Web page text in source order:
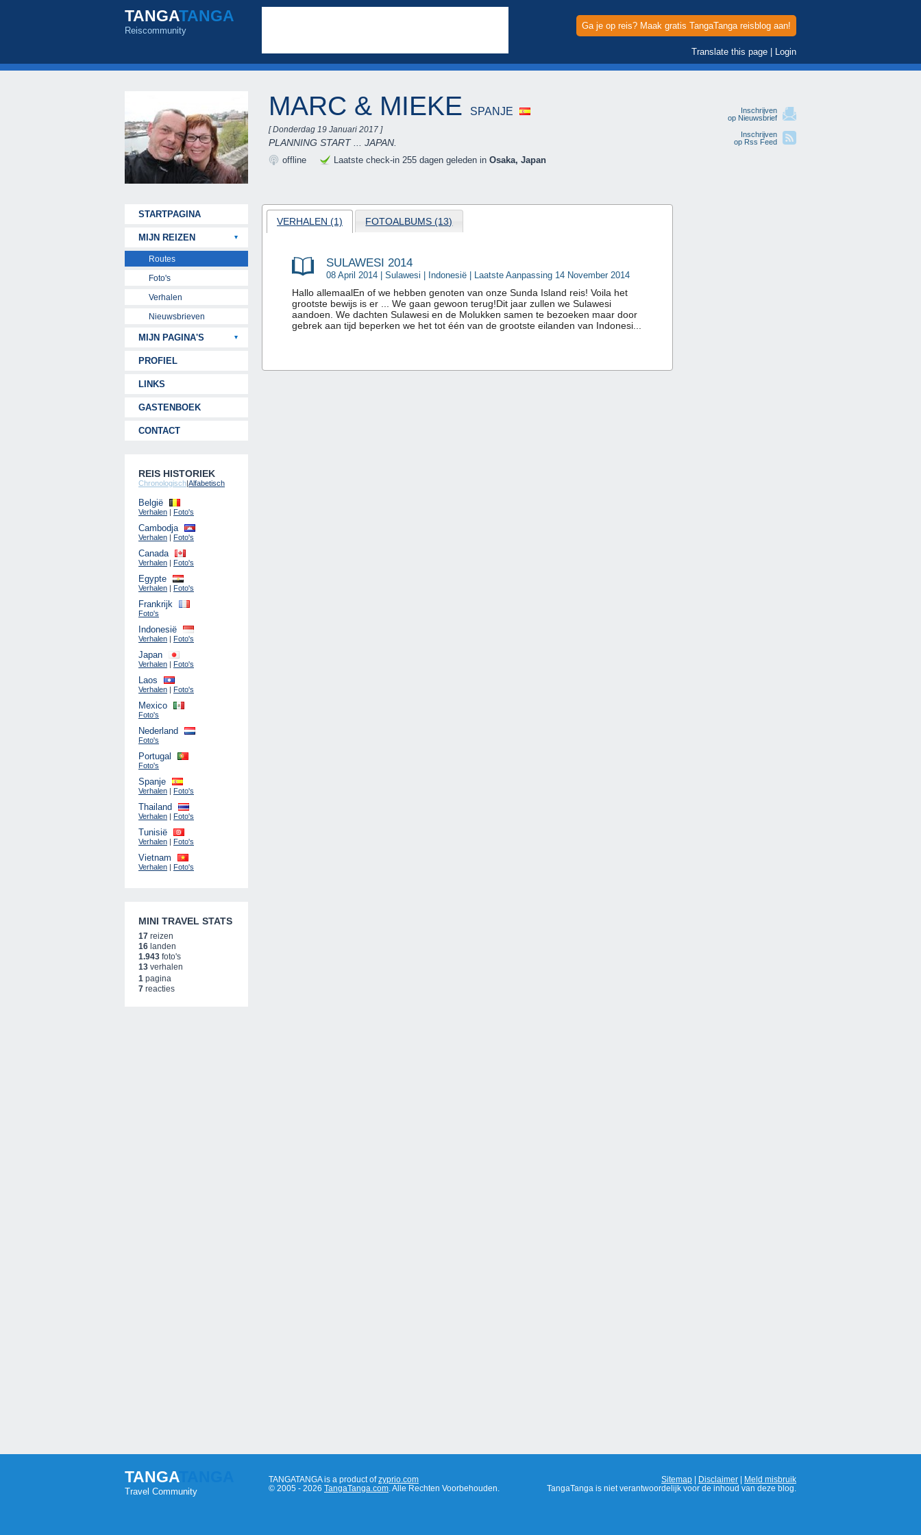
TANGATANGA
Reiscommunity Ga je op reis? Maak gratis TangaTanga reisblog aan!
Translate this page Login
MARC & MIEKE SPANJE
[ Donderdag 19 Januari 2017 ]
PLANNING START ... JAPAN.
offline Laatste check-in 255 dagen geleden in Osaka, Japan
Inschrijven
op Nieuwsbrief
Inschrijven
op Rss Feed
VERHALEN (1) FOTOALBUMS (13)
SULAWESI 2014
08 April 2014 | Sulawesi Indonesië| Laatste Aanpassing 14 November 2014
Hallo allemaalEn of we hebben genoten van onze Sunda Island reis! Voila het
grootste bewijs is er ... We gaan gewoon terug!Dit jaar zullen we Sulawesi
aandoen. We dachten Sulawesi en de Molukken samen te bezoeken maar door
gebrek aan tijd beperken we het tot één van de grootste eilanden van Indonesi...
STARTPAGINA
MIJN REIZEN
Routes
Foto's
Verhalen
Nieuwsbrieven
MIJN PAGINA'S
PROFIEL
LINKS
GASTENBOEK
CONTACT
REIS HISTORIEK
Chronologisch|Alfabetisch
België
Verhalen | Foto's
Cambodja
Verhalen | Foto's
Canada
Verhalen | Foto's
Egypte
Verhalen | Foto's
Frankrijk
Foto's
Indonesië
Verhalen | Foto's
Japan
Verhalen | Foto's
Laos
Verhalen | Foto's
Mexico
Foto's
Nederland
Foto's
Portugal
Foto's
Spanje
Verhalen | Foto's
Thailand
Verhalen | Foto's
Tunisië
Verhalen | Foto's
Vietnam
Verhalen | Foto's
MINI TRAVEL STATS
17 reizen
16 landen
1.943 foto's
13 verhalen
1 pagina
7 reacties
TANGATANGA
Travel Community
TANGATANGA is a product ofzyprio.com
© 2005 - 2026 TangaTanga.com . Alle Rechten Voorbehouden.
Sitemap | Disclaimer | Meld misbruik
TangaTanga is niet verantwoordelijk voor de inhoud van deze blog.